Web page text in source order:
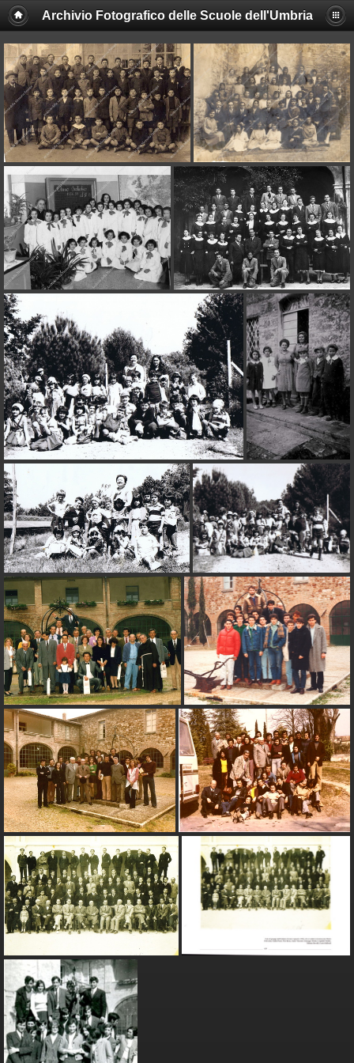
Archivio Fotografico delle Scuole dell'Umbria